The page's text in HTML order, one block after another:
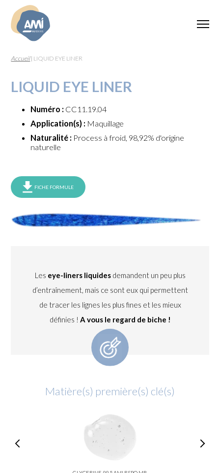
Accueil| LIQUID EYE LINER
LIQUID EYE LINER
Numéro : CC11.19.04
Application(s) : Maquillage
Naturalité : Process à froid, 98,92% d'origine
naturelle
FICHE FORMULE
Les eye-liners liquidesdemandent un peu plus
d’entraînement, mais ce sont eux qui permettent
de tracer les lignes les plus fines et les mieux
définies ! A vous le regard de biche !
Matière(s) première(s) clé(s)